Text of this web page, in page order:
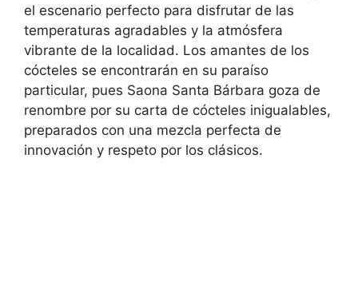
el escenario perfecto para disfrutar de las
temperaturas agradables y la atmósfera
vibrante de la localidad. Los amantes de los
cócteles se encontrarán en su paraíso
particular, pues Saona Santa Bárbara goza de
renombre por su carta de cócteles inigualables,
preparados con una mezcla perfecta de
innovación y respeto por los clásicos.